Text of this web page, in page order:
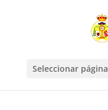
Seleccionar página